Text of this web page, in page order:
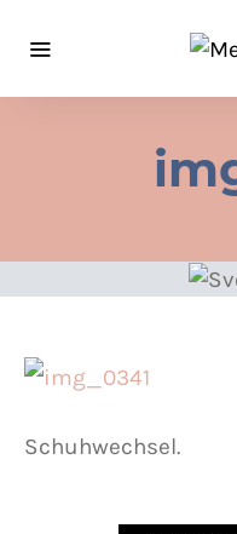
Schuhwechsel.